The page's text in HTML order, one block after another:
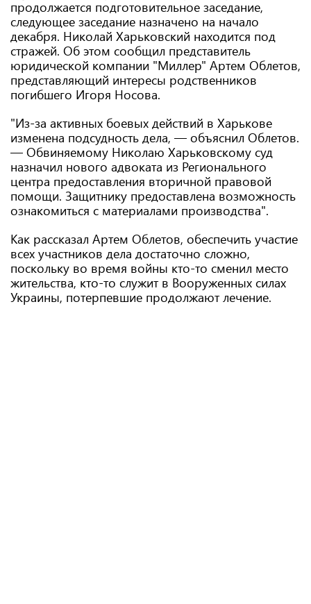
продолжается подготовительное заседание,
следующее заседание назначено на начало
декабря. Николай Харьковский находится под
стражей. Об этом сообщил представитель
юридической компании "Миллер" Артем Облетов,
представляющий интересы родственников
погибшего Игоря Носова.
"Из-за активных боевых действий в Харькове
изменена подсудность дела, — объяснил Облетов.
— Обвиняемому Николаю Харьковскому суд
назначил нового адвоката из Регионального
центра предоставления вторичной правовой
помощи. Защитнику предоставлена ​​возможность
ознакомиться с материалами производства".
Как рассказал Артем Облетов, обеспечить участие
всех участников дела достаточно сложно,
поскольку во время войны кто-то сменил место
жительства, кто-то служит в Вооруженных силах
Украины, потерпевшие продолжают лечение.